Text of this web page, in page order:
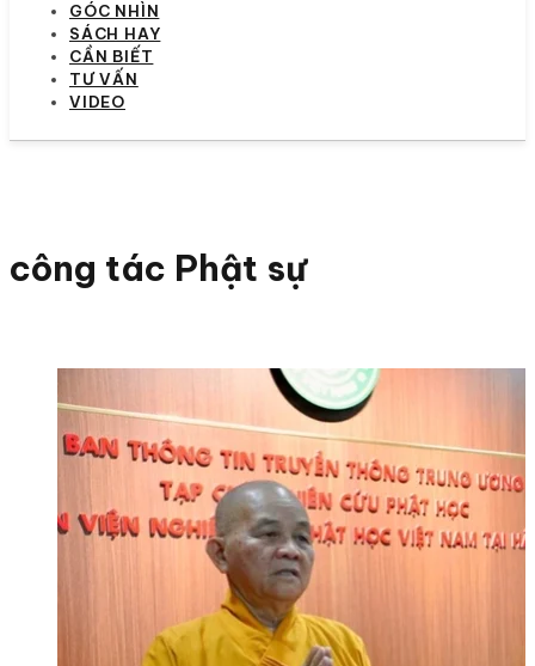
GÓC NHÌN
SÁCH HAY
CẦN BIẾT
TƯ VẤN
VIDEO
công tác Phật sự